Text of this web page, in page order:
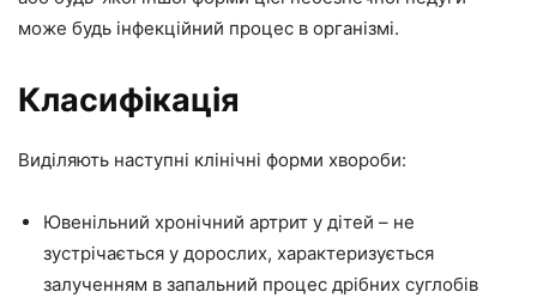
може будь інфекційний процес в організмі.
Класифікація
Виділяють наступні клінічні форми хвороби:
Ювенільний хронічний артрит у дітей – не
зустрічається у дорослих, характеризується
залученням в запальний процес дрібних суглобів